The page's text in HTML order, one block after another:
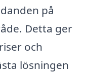
på
Detta ger
och
lösningen